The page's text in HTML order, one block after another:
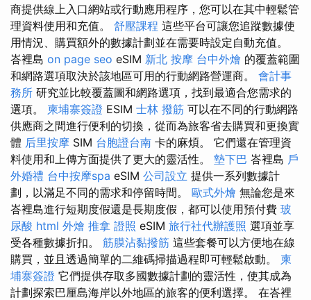
商提供線上入口網站或行動應用程序，您可以在其中輕鬆管
理資料使用和充值。 舒壓課程 這些平台可讓您追蹤數據使
用情況、購買額外的數據計劃並在需要時設定自動充值。
峇裡島 on page seo eSIM 新北 按摩 台中外燴 的覆蓋範圍
和網路選項取決於該地區可用的行動網路營運商。 會計事
務所 研究並比較覆蓋圖和網路選項，找到最適合您需求的
選項。 柬埔寨簽證 ESIM 士林 撥筋 可以在不同的行動網路
供應商之間進行便利的切換，從而為旅客省去購買和更換實
體 后里按摩 SIM 台胞證台南 卡的麻煩。 它們還在管理資
料使用和上傳方面提供了更大的靈活性。 墊下巴 峇裡島 戶
外婚禮 台中按摩spa eSIM 公司設立 提供一系列數據計
劃，以滿足不同的需求和停留時間。 歐式外燴 無論您是來
峇裡島進行短期度假還是長期度假，都可以使用預付費 玻
尿酸 html 外燴 推拿 證照 eSIM 旅行社代辦護照 選項並享
受各種數據折扣。 筋膜沾黏撥筋 這些套餐可以方便地在線
購買，並且透過簡單的二維碼掃描過程即可輕鬆啟動。 柬
埔寨簽證 它們提供存取多國數據計劃的靈活性，使其成為
計劃探索巴厘島海岸以外地區的旅客的便利選擇。 在峇裡